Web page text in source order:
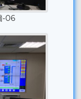
-06